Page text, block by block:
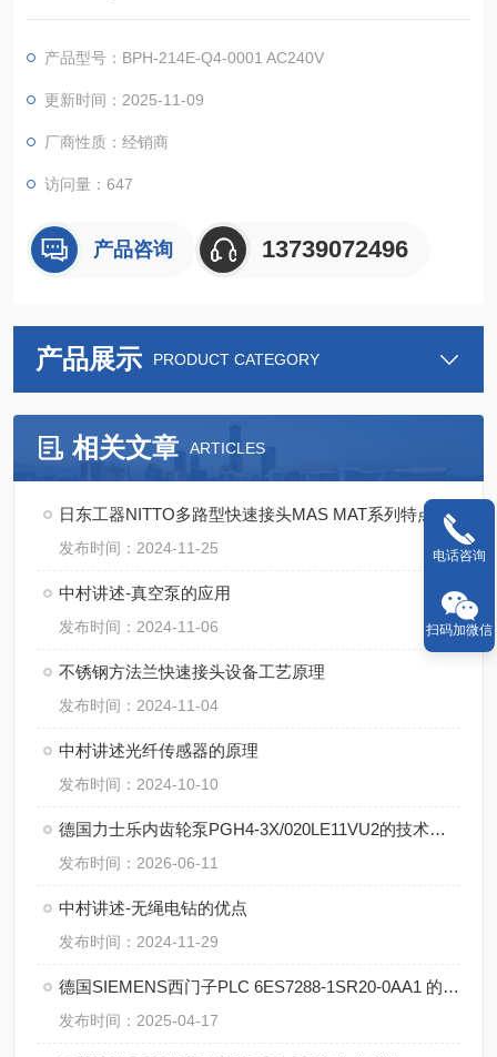
可处理多种液体和气体，广泛应用于医药、理化、机床等领域。
产品型号：BPH-214E-Q4-0001 AC240V
更新时间：2025-11-09
厂商性质：经销商
访问量：647
产品咨询 13739072496
产品展示 PRODUCT CATEGORY
相关文章 ARTICLES
日东工器NITTO多路型快速接头MAS MAT系列特点
发布时间：2024-11-25
中村讲述-真空泵的应用
发布时间：2024-11-06
不锈钢方法兰快速接头设备工艺原理
发布时间：2024-11-04
中村讲述光纤传感器的原理
发布时间：2024-10-10
德国力士乐内齿轮泵PGH4-3X/020LE11VU2的技术特点
发布时间：2026-06-11
中村讲述-无绳电钻的优点
发布时间：2024-11-29
德国SIEMENS西门子PLC 6ES7288-1SR20-0AA1 的特点
发布时间：2025-04-17
电话咨询
扫码加微信